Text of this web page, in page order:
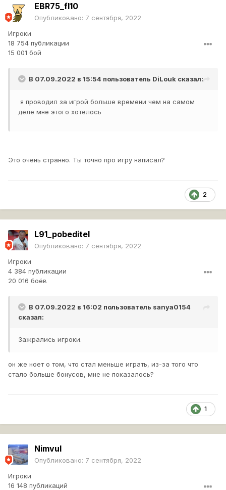
EBR75_fl10
Опубликовано: 7 сентября, 2022
Игроки
18 754 публикации
15 001 бой
В 07.09.2022 в 15:54 пользователь DiLouk сказал:
я проводил за игрой больше времени чем на самом
деле мне этого хотелось
Это очень странно. Ты точно про игру написал?
2
L91_pobeditel
Опубликовано: 7 сентября, 2022
Игроки
4 384 публикации
20 016 боёв
В 07.09.2022 в 16:02 пользователь sanya0154
сказал:
Зажрались игроки.
он же ноет о том, что стал меньше играть, из-за того что
стало больше бонусов, мне не показалось?
1
Nimvul
Опубликовано: 7 сентября, 2022
Игроки
16 148 публикаций